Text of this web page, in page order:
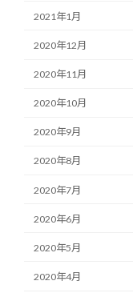
2021年1月
2020年12月
2020年11月
2020年10月
2020年9月
2020年8月
2020年7月
2020年6月
2020年5月
2020年4月